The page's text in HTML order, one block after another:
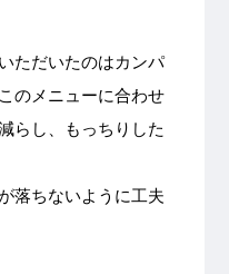
ただいたのはカンパ
のメニューに合わせ
らし、もっちりした
落ちないように工夫